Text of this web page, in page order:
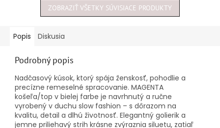
ZOBRAZIŤ VŠETKY SÚVISIACE PRODUKTY
Popis Diskusia
Podrobný popis
Nadčasový kúsok, ktorý spája ženskosť, pohodlie a
precízne remeselné spracovanie. MAGENTA
košeľa/top v bielej farbe je navrhnutý a ručne
vyrobený v duchu slow fashion – s dôrazom na
kvalitu, detail a dlhú životnosť. Elegantný golierik a
jemne priliehavý strih krásne zvýraznia siluetu, zatiaľ